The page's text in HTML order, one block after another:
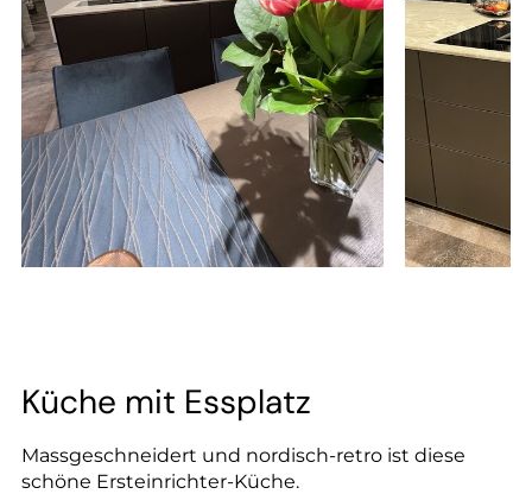
Küche mit Essplatz
Massgeschneidert und nordisch-retro ist diese
schöne Ersteinrichter-Küche.